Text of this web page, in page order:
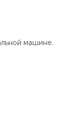
машине.